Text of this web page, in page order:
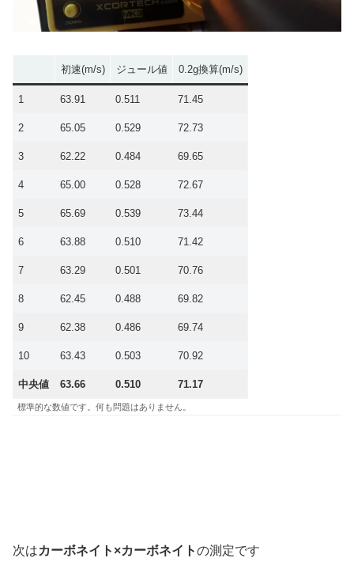
初速(m/s) ジュール値 0.2g換算(m/s)
1 63.91 0.511 71.45
2 65.05 0.529 72.73
3 62.22 0.484 69.65
4 65.00 0.528 72.67
5 65.69 0.539 73.44
6 63.88 0.510 71.42
7 63.29 0.501 70.76
8 62.45 0.488 69.82
9 62.38 0.486 69.74
10 63.43 0.503 70.92
中央値 63.66 0.510 71.17
標準的な数値です。何も問題はありません。
次はカーボネイト×カーボネイトの測定です